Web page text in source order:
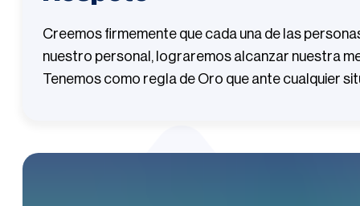
Creemos firmemente que cada una de las
nuestro personal, lograremos alcanzar nuestra
Tenemos como regla de Oro que ante cualquier